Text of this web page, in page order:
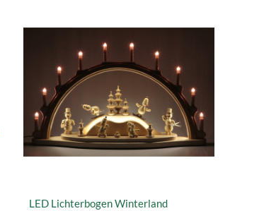
LED Lichterbogen Winterland